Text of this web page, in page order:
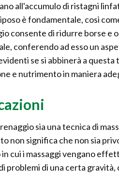
all'accumulo di ristagni
è fondamentale, così
consente di ridurre borse e
conferendo ad esso un
se si abbinerà a
e nutrimento in maniera
sia una tecnica di
non significa che non sia
cui i massaggi vengano
problemi di una certa gravità,